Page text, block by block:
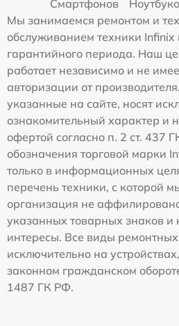
Смартфонов
Мы занимаемся ремонтом и
обслуживанием техники Infinix
гарантийного периода. Наш
работает независимо и не
авторизации от
указанные на сайте, носят
ознакомительный характер и
офертой согласно п. 2 ст. 437
обозначения торговой марки
только в информационных
перечень техники, с которой
организация не
указанных товарных знаков и
интересы. Все виды
исключительно на
законном гражданском
1487 ГК РФ.